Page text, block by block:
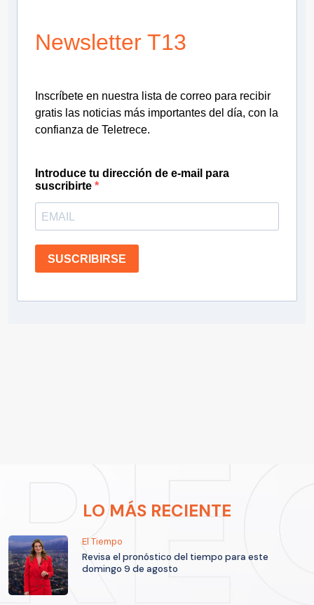
Newsletter T13
Inscríbete en nuestra lista de correo para recibir
gratis las noticias más importantes del día, con la
confianza de Teletrece.
Introduce tu dirección de e-mail para
suscribirte
SUSCRIBIRSE
LO MÁS RECIENTE
El Tiempo
Revisa el pronóstico del tiempo para este
domingo 9 de agosto